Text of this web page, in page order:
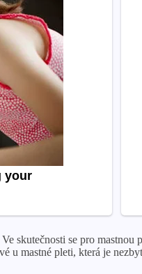
skutečnosti se pro
u mastné pleti, která je